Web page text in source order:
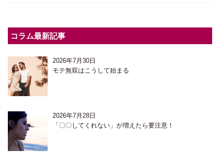
コラム最新記事
2026年7月30日
モテ無双はこうして始まる
2026年7月28日
「〇〇してくれない」が増えたら要注意！